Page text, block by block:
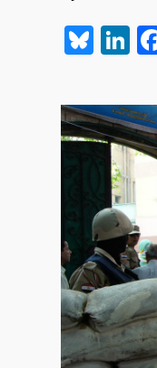
Bl
es
ky
Li
dI
n